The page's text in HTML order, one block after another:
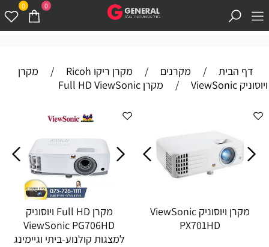
0 0
דף הבית / מקרנים / מקרן ריקו Ricoh /
מקרן
ויוסוניק ViewSonic
/ מקרן Full HD ViewSonic
מקרן ויוסוניק ViewSonic
PX701HD
מקרן Full HD ויוסוניק
ViewSonic PG706HD
למצגות קולנוע-ביתי וגיימינג